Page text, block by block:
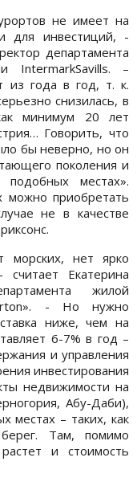
не имеет на
для инвестиций, -
департамента
IntermarkSavills. –
из года в год, т. к.
снизилась, в
минимум 20 лет
Говорить, что
бы неверно, но он
поколения и
местах».
можно приобретать
не в качестве
морских, нет ярко
Екатерина
жилой
- Но нужно
ниже, чем на
6-7% в год –
и управления
инвестирования
недвижимости на
Абу-Даби),
местах – таких, как
Там, помимо
и стоимость